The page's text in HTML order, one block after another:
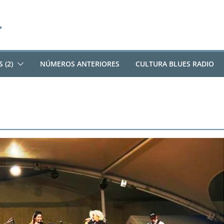
(2) NÚMEROS ANTERIORES CULTURA BLUES RADIO